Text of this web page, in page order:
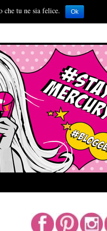
che tu ne sia felice. Ok